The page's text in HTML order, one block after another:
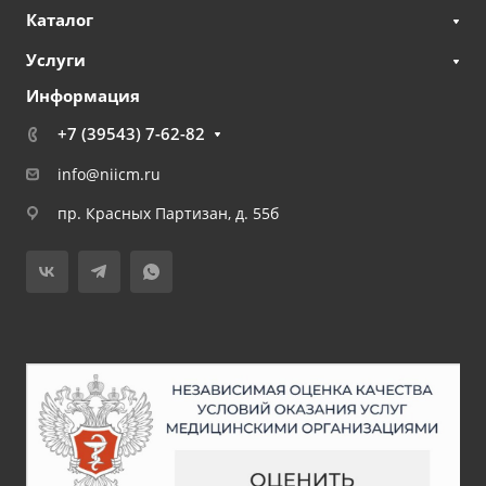
Каталог
Услуги
Информация
+7 (39543) 7-62-82
info@niicm.ru
пр. Красных Партизан, д. 55б